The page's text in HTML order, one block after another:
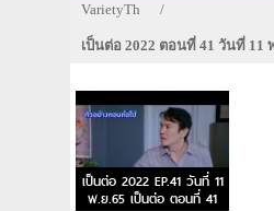
VarietyTh /
เป็นต่อ 2022 ตอนที่ 41 วันที่ 11
เป็นต่อ 2022 EP.41 วันที่ 11
พ.ย.65 เป็นต่อ ตอนที่ 41